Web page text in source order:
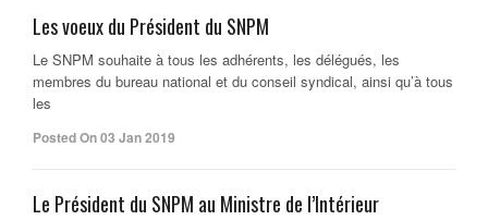
Les voeux du Président du SNPM
Le SNPM souhaite à tous les adhérents, les délégués, les
membres du bureau national et du conseil syndical, ainsi qu’à tous
les
Posted On 03 Jan 2019
Le Président du SNPM au Ministre de l’Intérieur